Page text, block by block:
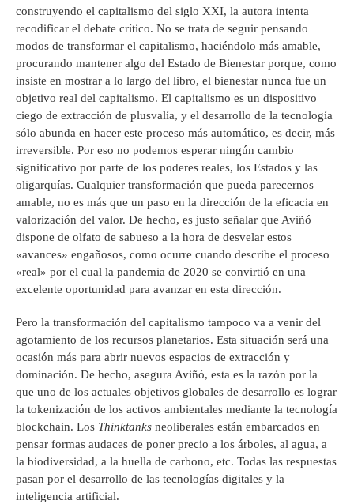
construyendo el capitalismo del siglo XXI, la autora intenta
recodificar el debate crítico. No se trata de seguir pensando
modos de transformar el capitalismo, haciéndolo más amable,
procurando mantener algo del Estado de Bienestar porque, como
insiste en mostrar a lo largo del libro, el bienestar nunca fue un
objetivo real del capitalismo. El capitalismo es un dispositivo
ciego de extracción de plusvalía, y el desarrollo de la tecnología
sólo abunda en hacer este proceso más automático, es decir, más
irreversible. Por eso no podemos esperar ningún cambio
significativo por parte de los poderes reales, los Estados y las
oligarquías. Cualquier transformación que pueda parecernos
amable, no es más que un paso en la dirección de la eficacia en
valorización del valor. De hecho, es justo señalar que Aviñó
dispone de olfato de sabueso a la hora de desvelar estos
«avances» engañosos, como ocurre cuando describe el proceso
«real» por el cual la pandemia de 2020 se convirtió en una
excelente oportunidad para avanzar en esta dirección.
Pero la transformación del capitalismo tampoco va a venir del
agotamiento de los recursos planetarios. Esta situación será una
ocasión más para abrir nuevos espacios de extracción y
dominación. De hecho, asegura Aviñó, esta es la razón por la
que uno de los actuales objetivos globales de desarrollo es lograr
la tokenización de los activos ambientales mediante la tecnología
blockchain. Los Thinktanks neoliberales están embarcados en
pensar formas audaces de poner precio a los árboles, al agua, a
la biodiversidad, a la huella de carbono, etc. Todas las respuestas
pasan por el desarrollo de las tecnologías digitales y la
inteligencia artificial.